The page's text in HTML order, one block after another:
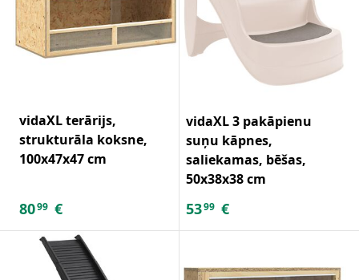
vidaXL terārijs,
strukturāla koksne,
100x47x47 cm
8099 €
vidaXL 3 pakāpienu
suņu kāpnes,
saliekamas, bēšas,
50x38x38 cm
5399 €